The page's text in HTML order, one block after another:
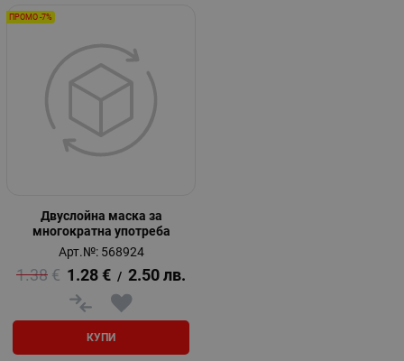
Двуслойна маска за
многократна употреба
Арт.№: 568924
1.38 € 1.28 € / 2.50 лв.
КУПИ
ПРОМО -7%